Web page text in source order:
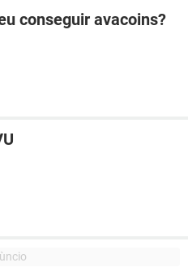
conseguir avacoins?